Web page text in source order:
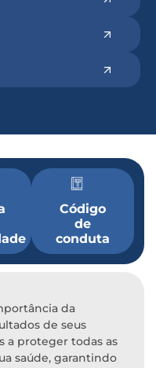
Código
de
conduta
da
de seus
a proteger todas as
saúde, garantindo